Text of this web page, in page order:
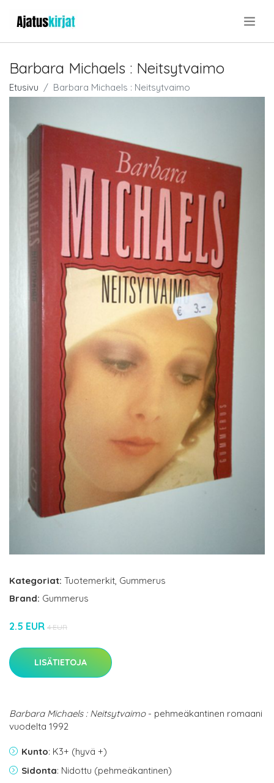
Barbara Michaels : Neitsytvaimo
Etusivu Barbara Michaels : Neitsytvaimo
Kategoriat: Tuotemerkit, Gummerus
Brand: Gummerus
2.5 EUR 4 EUR
LISÄTIETOJA
Barbara Michaels : Neitsytvaimo- pehmeäkantinen romaani
vuodelta 1992
Kunto: K3+ (hyvä +)
Sidonta: Nidottu (pehmeäkantinen)